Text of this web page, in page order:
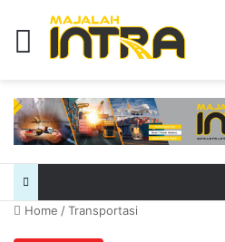
Menu
Home /Transportasi